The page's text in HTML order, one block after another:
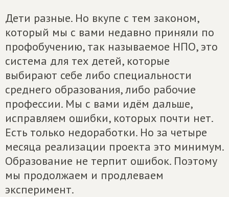
Дети разные. Но вкупе с тем законом,
который мы с вами недавно приняли по
профобучению, так называемое НПО, это
система для тех детей, которые
выбирают себе либо специальности
среднего образования, либо рабочие
профессии. Мы с вами идём дальше,
исправляем ошибки, которых почти нет.
Есть только недоработки. Но за четыре
месяца реализации проекта это минимум.
Образование не терпит ошибок. Поэтому
мы продолжаем и продлеваем
эксперимент.